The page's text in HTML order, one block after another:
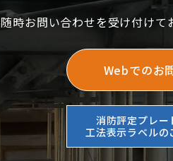
随時お問い合わせを受け付けて
Webでのお
消防評定プレー
工法表示ラベルの